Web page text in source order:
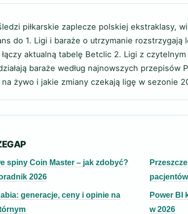
piłkarskie zaplecze polskiej ekstraklasy,
do 1. Ligi i baraże o utrzymanie rozstrzygają
aktualną tabelę Betclic 2. Ligi z
baraże według najnowszych
żywo i jakie zmiany czekają ligę w sezonie
spiny Coin Master – jak zdobyć?
2026
pacjentów
generacje, ceny i opinie na
Power BI
w 2026